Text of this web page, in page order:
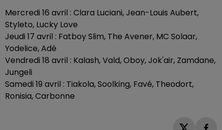
Mercredi 16 avril : Clara Luciani, Jean-Louis Aubert,
Styleto, Lucky Love
Jeudi 17 avril : Fatboy Slim, The Avener, MC Solaar,
Yodelice, Adé
Vendredi 18 avril : Kalash, Vald, Oboy, Jok'air, Zamdane,
Jungeli
Samedi 19 avril : Tiakola, Soolking, Favé, Theodort,
Ronisia, Carbonne